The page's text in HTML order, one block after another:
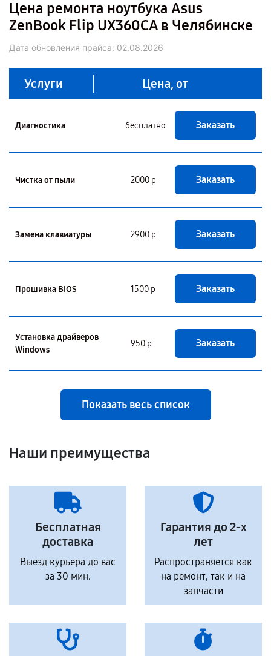
Цена ремонта ноутбука Asus
ZenBook Flip UX360CA в Челябинске
Дата обновления прайса: 02.08.2026
Услуги Цена, от
Диагностика бесплатно Заказать
Чистка от пыли 2000 р Заказать
Замена клавиатуры 2900 р Заказать
Прошивка BIOS 1500 р Заказать
Установка драйверов
Windows
950 р Заказать
Показать весь список
Наши преимущества
Бесплатная
доставка
Выезд курьера до вас
за 30 мин.
Гарантия до 2-х
лет
Распространяется как
на ремонт, так и на
запчасти